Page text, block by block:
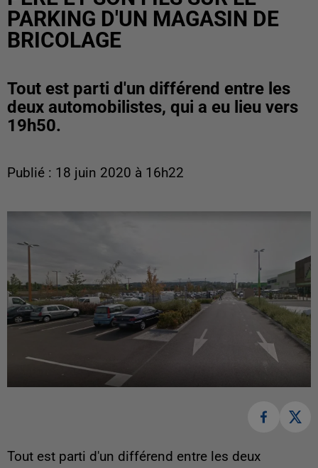
PARKING D'UN MAGASIN DE
BRICOLAGE
Tout est parti d'un différend entre les
deux automobilistes, qui a eu lieu vers
19h50.
Publié : 18 juin 2020 à 16h22
Tout est parti d'un différend entre les deux